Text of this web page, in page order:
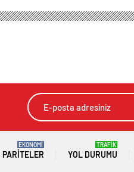
PARITELER
EKONOMİ
YOL DURUMU
TRAFİK